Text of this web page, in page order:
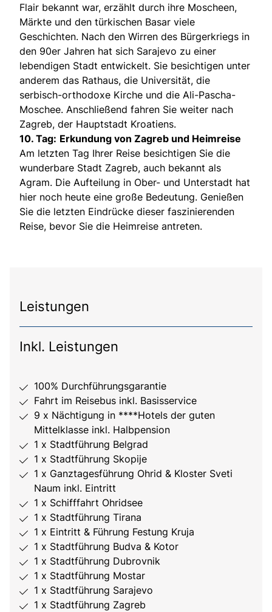
Flair bekannt war, erzählt durch ihre Moscheen,
Märkte und den türkischen Basar viele
Geschichten. Nach den Wirren des Bürgerkriegs in
den 90er Jahren hat sich Sarajevo zu einer
lebendigen Stadt entwickelt. Sie besichtigen unter
anderem das Rathaus, die Universität, die
serbisch-orthodoxe Kirche und die Ali-Pascha-
Moschee. Anschließend fahren Sie weiter nach
Zagreb, der Hauptstadt Kroatiens.
10. Tag: Erkundung von Zagreb und Heimreise
Am letzten Tag Ihrer Reise besichtigen Sie die
wunderbare Stadt Zagreb, auch bekannt als
Agram. Die Aufteilung in Ober- und Unterstadt hat
hier noch heute eine große Bedeutung. Genießen
Sie die letzten Eindrücke dieser faszinierenden
Reise, bevor Sie die Heimreise antreten.
Leistungen
Inkl. Leistungen
100% Durchführungsgarantie
Fahrt im Reisebus inkl. Basisservice
9 x Nächtigung in ****Hotels der guten
Mittelklasse inkl. Halbpension
1 x Stadtführung Belgrad
1 x Stadtführung Skopije
1 x Ganztagesführung Ohrid & Kloster Sveti
Naum inkl. Eintritt
1 x Schifffahrt Ohridsee
1 x Stadtführung Tirana
1 x Eintritt & Führung Festung Kruja
1 x Stadtführung Budva & Kotor
1 x Stadtführung Dubrovnik
1 x Stadtführung Mostar
1 x Stadtführung Sarajevo
1 x Stadtführung Zagreb